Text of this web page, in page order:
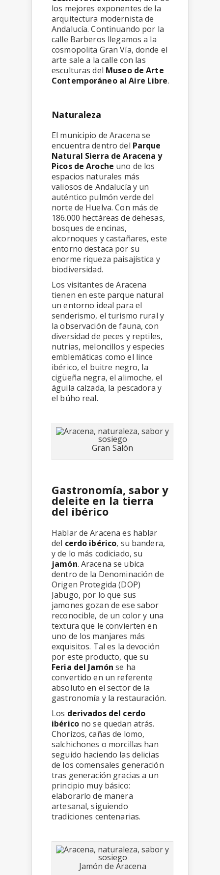
los mejores exponentes de la
arquitectura modernista de
Andalucía. Continuando por la
calle Barberos llegamos a la
cosmopolita Gran Vía, donde el
arte sale a la calle con las
esculturas del Museo de Arte
Contemporáneo al Aire Libre.
Naturaleza
El municipio de Aracena se
encuentra dentro del Parque
Natural Sierra de Aracena y
Picos de Aroche uno de los
espacios naturales más
valiosos de Andalucía y un
auténtico pulmón verde del
norte de Huelva. Con más de
186.000 hectáreas de dehesas,
bosques de encinas,
alcornoques y castañares, este
entorno destaca por su
enorme riqueza paisajística y
biodiversidad.
Los visitantes de Aracena
tienen en este parque natural
un entorno ideal para el
senderismo, el turismo rural y
la observación de fauna, con
diversidad de peces y reptiles,
nutrias, meloncillos y especies
emblemáticas como el lince
ibérico, el buitre negro, la
cigüeña negra, el alimoche, el
águila calzada, la pescadora y
el búho real.
Gran Salón
Gastronomía, sabor y
deleite en la tierra
del ibérico
Hablar de Aracena es hablar
del cerdo ibérico, su bandera,
y de lo más codiciado, su
jamón. Aracena se ubica
dentro de la Denominación de
Origen Protegida (DOP)
Jabugo, por lo que sus
jamones gozan de ese sabor
reconocible, de un color y una
textura que le convierten en
uno de los manjares más
exquisitos. Tal es la devoción
por este producto, que su
Feria del Jamón se ha
convertido en un referente
absoluto en el sector de la
gastronomía y la restauración.
Los derivados del cerdo
ibéricono se quedan atrás.
Chorizos, cañas de lomo,
salchichones o morcillas han
seguido haciendo las delicias
de los comensales generación
tras generación gracias a un
principio muy básico:
elaborarlo de manera
artesanal, siguiendo
tradiciones centenarias.
Jamón de Aracena